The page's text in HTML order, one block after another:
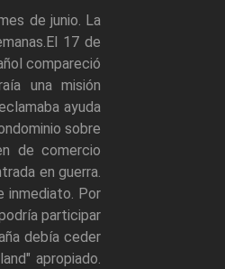
de junio. La
17 de
compareció
una misión
ayuda
sobre
de comercio
en guerra.
inmediato. Por
participar
debía ceder
apropiado.